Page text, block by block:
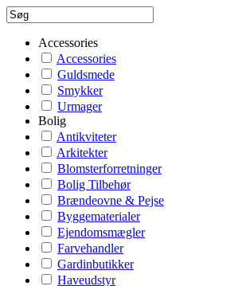
Accessories
Accessories
Guldsmede
Smykker
Urmager
Bolig
Antikviteter
Arkitekter
Blomsterforretninger
Bolig Tilbehør
Brændeovne & Pejse
Byggematerialer
Ejendomsmægler
Farvehandler
Gardinbutikker
Haveudstyr